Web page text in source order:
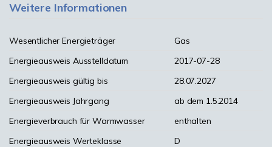
Weitere Informationen
Wesentlicher Energieträger
Gas
Energieausweis Ausstelldatum
2017-07-28
Energieausweis gültig bis
28.07.2027
Energieausweis Jahrgang
ab dem 1.5.2014
Energieverbrauch für Warmwasser
enthalten
Energieausweis Werteklasse
D